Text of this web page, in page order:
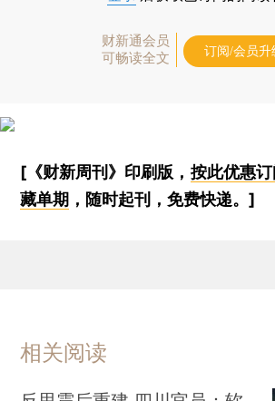
财新通会员
可畅读全文
订阅/会员升
[《财新周刊》印刷版， 按此优惠
藏单期 ，随时起刊，免费快递。]
相关阅读